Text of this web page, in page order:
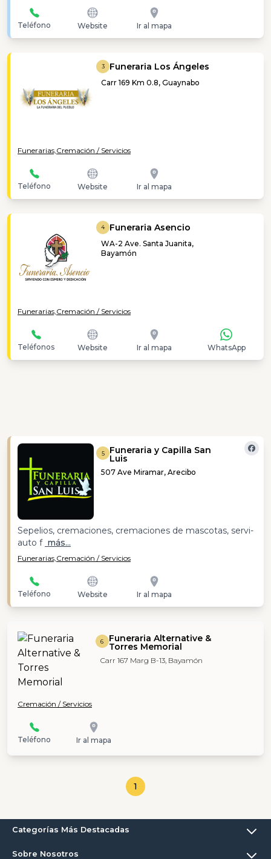
Teléfono Website Ir al mapa
3 Funeraria Los Ángeles
Carr 169 Km 0.8, Guaynabo
Funerarias, Cremación / Servicios
Teléfono Website Ir al mapa
4 Funeraria Asencio
WA-2 Ave. Santa Juanita,
Bayamón
Funerarias,Cremación / Servicios
Teléfonos Website Ir al mapa WhatsApp
5 Funeraria y Capilla San
Luis
507 Ave Miramar, Arecibo
Sepelios, cremaciones, cremaciones de mascotas, servi-
auto f más...
Funerarias,Cremación / Servicios
Teléfono Website Ir al mapa
6 Funeraria Alternative &
Torres Memorial
Carr 167 Marg B-13, Bayamón
Cremación / Servicios
Teléfono Ir al mapa
1
Categorías Más Destacadas
Sobre Nosotros